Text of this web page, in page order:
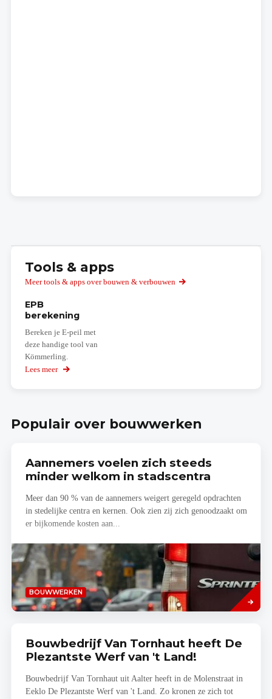
Tools & apps
Meer tools & apps over bouwen & verbouwen
EPB
berekening
Bereken je E-peil met
deze handige tool van
Kömmerling.
Lees meer over
Populair over bouwwerken
Aannemers voelen zich steeds
minder welkom in stadscentra
Meer dan 90 % van de aannemers weigert geregeld opdrachten
in stedelijke centra en kernen. Ook zien zij zich genoodzaakt om
er bijkomende kosten aan...
BOUWWERKEN
Lees
meer
Bouwbedrijf Van Tornhaut heeft De
Plezantste Werf van 't Land!
Bouwbedrijf Van Tornhaut uit Aalter heeft in de Molenstraat in
Eeklo De Plezantste Werf van 't Land. Zo kronen ze zich tot